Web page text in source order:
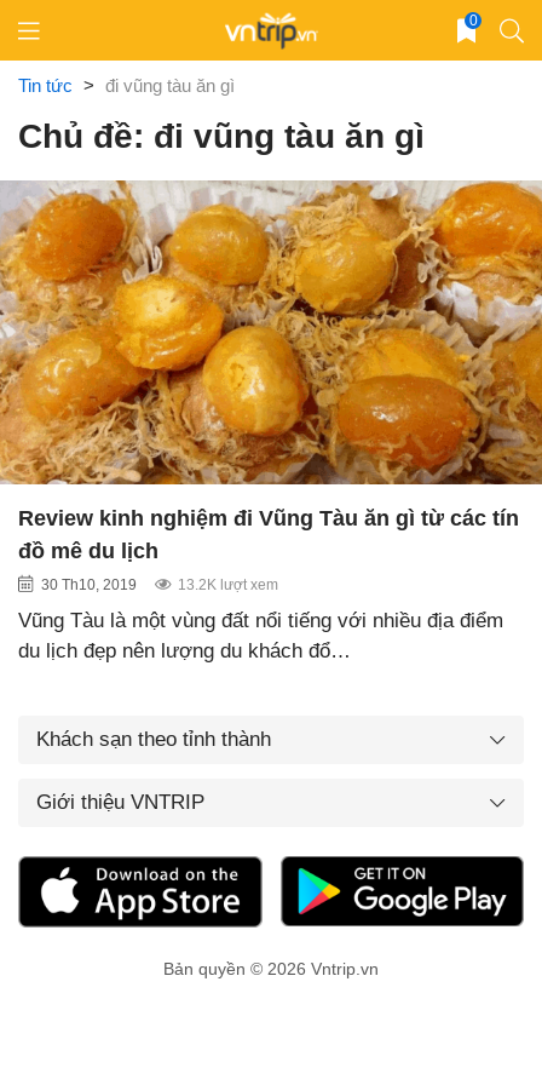
content
0
Tin tức > đi vũng tàu ăn gì
Chủ đề: đi vũng tàu ăn gì
Review kinh nghiệm đi Vũng Tàu ăn gì từ các tín
đồ mê du lịch
30 Th10, 2019 13.2K lượt xem
Vũng Tàu là một vùng đất nổi tiếng với nhiều địa điểm
du lịch đẹp nên lượng du khách đổ…
Khách sạn theo tỉnh thành
Giới thiệu VNTRIP
Bản quyền © 2026 Vntrip.vn